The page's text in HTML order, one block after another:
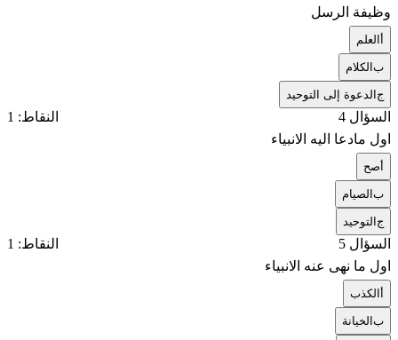
وظيفة الرسل
العلم
بالكلام
جالدعوة إلى التوحيد
السؤال 4
النقاط: 1
اول مادعا اليه الانبياء
صح
بالصيام
جالتوحيد
السؤال 5
النقاط: 1
اول ما نهى عنه الانبياء
الكذب
بالخيانة